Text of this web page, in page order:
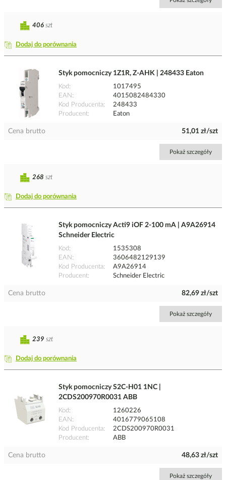
Dodaj do porównania
406 szt
Styk pomocniczy 1Z1R, Z-AHK | 248433 Eaton
Kod
1017495
EAN
4015082484330
Kod Producenta
248433
Producent
Eaton
Cena brutto 51,01 zł/szt
Pokaż szczegóły
Dodaj do porównania
268 szt
Styk pomocniczy Acti9 iOF 2-100 mA | A9A26914
Schneider Electric
Kod
1535308
EAN
3606482129139
Kod Producenta
A9A26914
Producent
Schneider Electric
Cena brutto 82,69 zł/szt
Pokaż szczegóły
Dodaj do porównania
239 szt
Styk pomocniczy S2C-H01 1NC |
2CDS200970R0031 ABB
Kod
1260226
EAN
4016779065108
Kod Producenta
2CDS200970R0031
Producent
ABB
Cena brutto 48,63 zł/szt
Pokaż szczegóły